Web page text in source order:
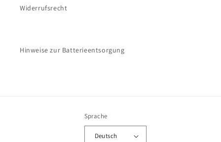
Widerrufsrecht
Hinweise zur Batterieentsorgung
Sprache
Deutsch